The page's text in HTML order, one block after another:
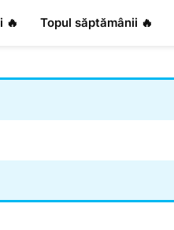
🔥 Topul săptămânii 🔥